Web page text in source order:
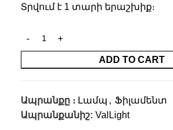
Տրվում է 1 տարի երաշխիք։
ADD TO CART
Ապրանքը ։ Լամպ , Ֆիլամենտ
Ապրանքանիշ: ValLight